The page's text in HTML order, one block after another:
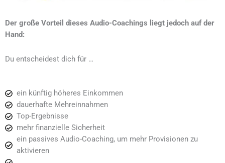
Der große Vorteil dieses Audio-Coachings liegt jedoch auf der
Hand:
Du entscheidest dich für …
ein künftig höheres Einkommen
dauerhafte Mehreinnahmen
Top-Ergebnisse
mehr finanzielle Sicherheit
ein passives Audio-Coaching, um mehr Provisionen zu
aktivieren